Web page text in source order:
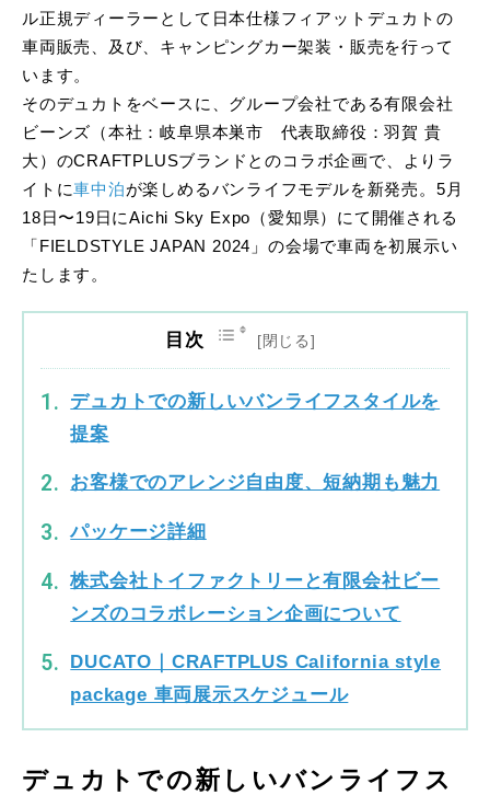
ル正規ディーラーとして日本仕様フィアットデュカトの
車両販売、及び、キャンピングカー架装・販売を行って
います。
そのデュカトをベースに、グループ会社である有限会社
ビーンズ（本社：岐阜県本巣市 代表取締役：羽賀 貴
大）のCRAFTPLUSブランドとのコラボ企画で、よりラ
イトに車中泊が楽しめるバンライフモデルを新発売。5月
18日〜19日にAichi Sky Expo（愛知県）にて開催される
「FIELDSTYLE JAPAN 2024」の会場で車両を初展示い
たします。
目次
デュカトでの新しいバンライフスタイルを
提案
お客様でのアレンジ自由度、短納期も魅力
パッケージ詳細
株式会社トイファクトリーと有限会社ビー
ンズのコラボレーション企画について
DUCATO｜CRAFTPLUS California style
package 車両展示スケジュール
デュカトでの新しいバンライフス